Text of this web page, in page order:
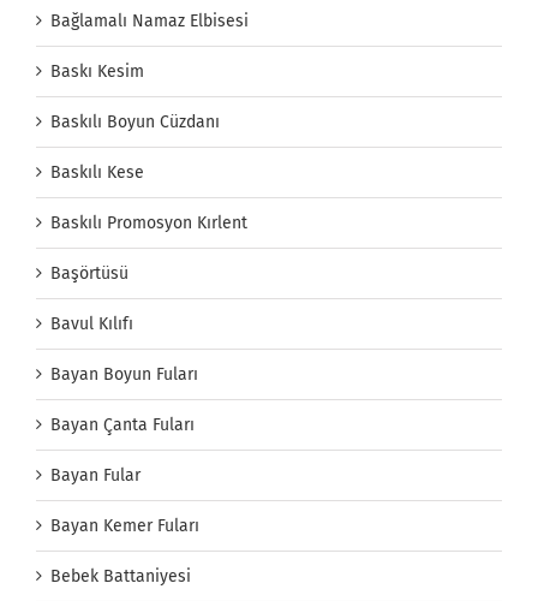
Bağlamalı Namaz Elbisesi
Baskı Kesim
Baskılı Boyun Cüzdanı
Baskılı Kese
Baskılı Promosyon Kırlent
Başörtüsü
Bavul Kılıfı
Bayan Boyun Fuları
Bayan Çanta Fuları
Bayan Fular
Bayan Kemer Fuları
Bebek Battaniyesi